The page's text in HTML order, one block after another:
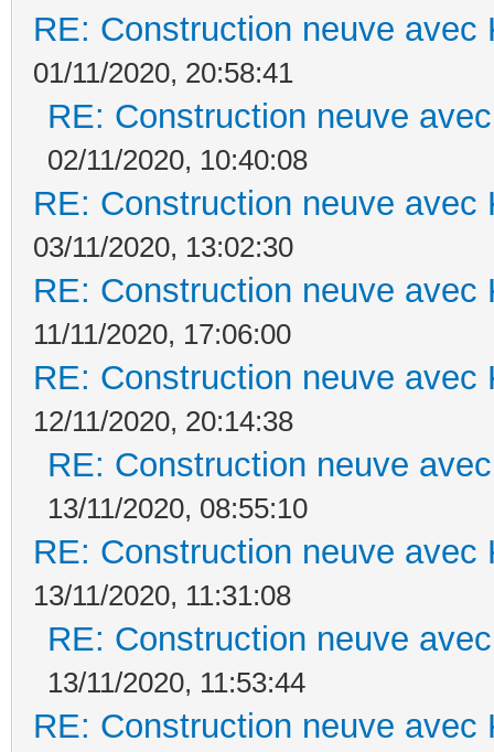
RE: Construction neuve avec
01/11/2020, 20:58:41
RE: Construction neuve
02/11/2020, 10:40:08
RE: Construction neuve avec
03/11/2020, 13:02:30
RE: Construction neuve avec
11/11/2020, 17:06:00
RE: Construction neuve avec
12/11/2020, 20:14:38
RE: Construction neuve
13/11/2020, 08:55:10
RE: Construction neuve avec
13/11/2020, 11:31:08
RE: Construction neuve
13/11/2020, 11:53:44
RE: Construction neuve avec